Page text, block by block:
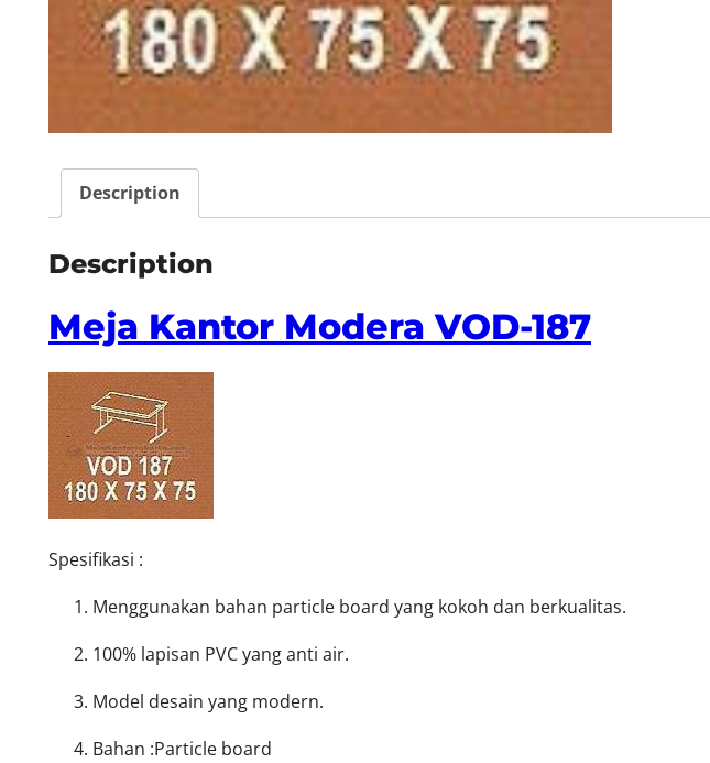
Description
Description
Meja Kantor Modera VOD-187
Spesifikasi :
Menggunakan bahan particle board yang kokoh dan berkualitas.
100% lapisan PVC yang anti air.
Model desain yang modern.
Bahan :Particle board